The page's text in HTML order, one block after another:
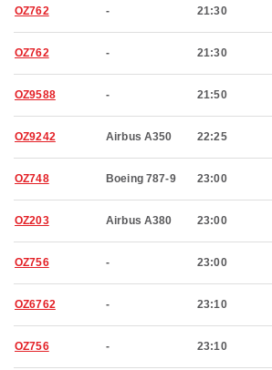
OZ762 - 21:30
OZ762 - 21:30
OZ9588 - 21:50
OZ9242 Airbus A350 22:25
OZ748 Boeing 787-9 23:00
OZ203 Airbus A380 23:00
OZ756 - 23:00
OZ6762 - 23:10
OZ756 - 23:10